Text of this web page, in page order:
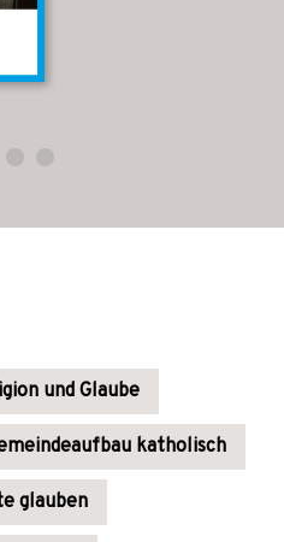
und Glaube
katholisch
glauben